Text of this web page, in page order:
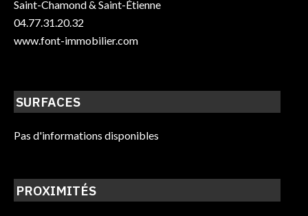
Saint-Chamond & Saint-Étienne
04.77.31.20.32
www.font-immobilier.com
SURFACES
Pas d'informations disponibles
PROXIMITÉS